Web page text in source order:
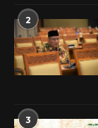
2
3